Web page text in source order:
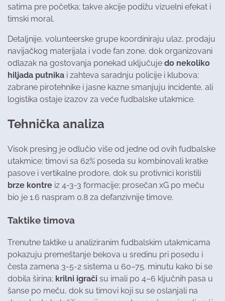
satima pre početka; takve akcije podižu vizuelni efekat i
timski moral.
Detaljnije, volunteerske grupe koordiniraju ulaz, prodaju
navijačkog materijala i vode fan zone, dok organizovani
odlazak na gostovanja ponekad uključuje do nekoliko
hiljada putnika i zahteva saradnju policije i klubova;
zabrane pirotehnike i jasne kazne smanjuju incidente, ali
logistika ostaje izazov za veće fudbalske utakmice.
Tehnička analiza
Visok presing je odlučio više od jedne od ovih fudbalske
utakmice: timovi sa 62% poseda su kombinovali kratke
pasove i vertikalne prodore, dok su protivnici koristili
brze kontre iz 4-3-3 formacije; prosečan xG po meču
bio je 1.6 naspram 0.8 za defanzivnije timove.
Taktike timova
Trenutne taktike u analiziranim fudbalskim utakmicama
pokazuju premeštanje bekova u sredinu pri posedu i
česta zamena 3-5-2 sistema u 60–75. minutu kako bi se
dobila širina; krilni igrači su imali po 4–6 ključnih pasa u
šanse po meču, dok su timovi koji su se oslanjali na